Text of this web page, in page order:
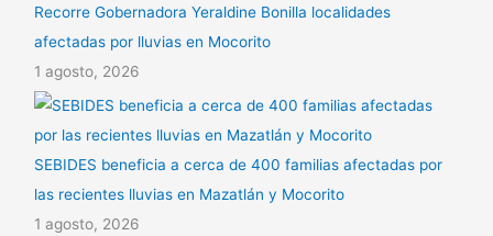
Recorre Gobernadora Yeraldine Bonilla localidades
afectadas por lluvias en Mocorito
1 agosto, 2026
SEBIDES beneficia a cerca de 400 familias afectadas por
las recientes lluvias en Mazatlán y Mocorito
1 agosto, 2026